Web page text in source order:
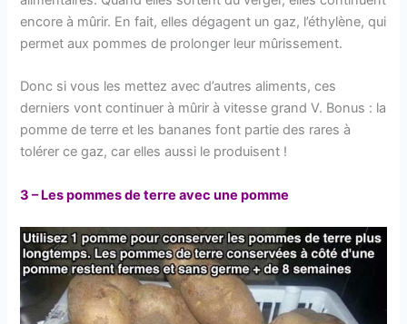
encore à mûrir. En fait, elles dégagent un gaz, l’éthylène, qui
permet aux pommes de prolonger leur mûrissement.
Donc si vous les mettez avec d’autres aliments, ces
derniers vont continuer à mûrir à vitesse grand V. Bonus : la
pomme de terre et les bananes font partie des rares à
tolérer ce gaz, car elles aussi le produisent !
3 – Les pommes de terre avec une pomme